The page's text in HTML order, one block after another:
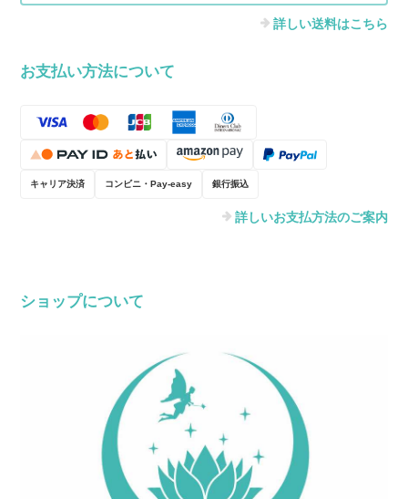
詳しい送料はこちら
お支払い方法について
キャリア決済 コンビニ・Pay-easy 銀行振込
詳しいお支払方法のご案内
ショップについて